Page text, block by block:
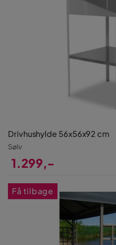
Drivhushylde 56x56x92 cm
Sølv
1.299,-
Få tilbage